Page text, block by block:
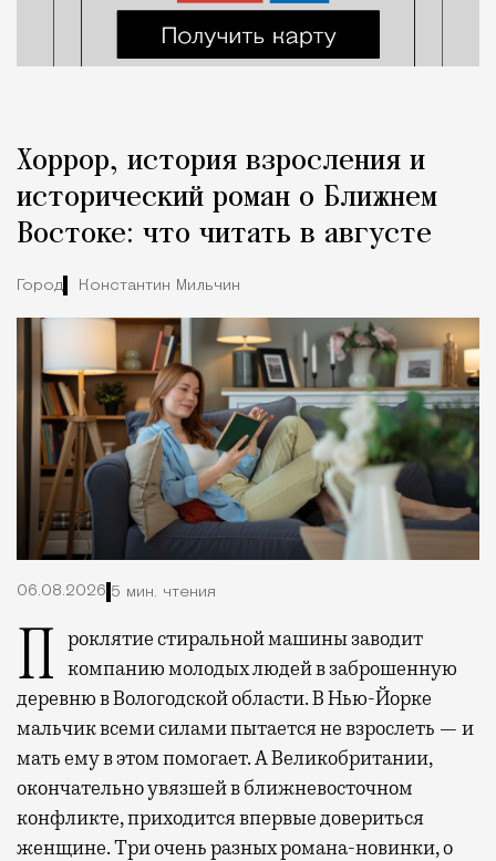
Хоррор, история взросления и
исторический роман о Ближнем
Востоке: что читать в августе
Город Константин Мильчин
06.08.2026 5 мин. чтения
Проклятие стиральной машины заводит компанию молодых людей в заброшенную
деревню в Вологодской области. В Нью-Йорке
мальчик всеми силами пытается не взрослеть — и
мать ему в этом помогает. А Великобритании,
окончательно увязшей в ближневосточном
конфликте, приходится впервые довериться
женщине. Три очень разных романа-новинки, о